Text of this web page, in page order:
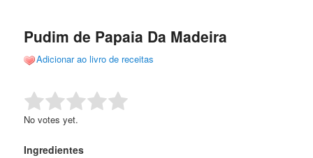
conteúdo
conteúdo
Pudim de Papaia Da Madeira
Adicionar ao livro de receitas
Rate this item: Submit Rating
No votes yet.
Ingredientes